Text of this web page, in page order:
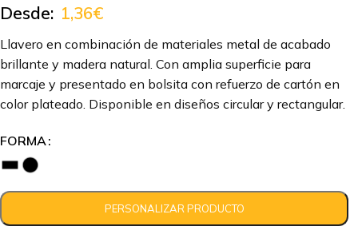
Desde: 1,36€
Llavero en combinación de materiales metal de acabado
brillante y madera natural. Con amplia superficie para
marcaje y presentado en bolsita con refuerzo de cartón en
color plateado. Disponible en diseños circular y rectangular.
FORMA